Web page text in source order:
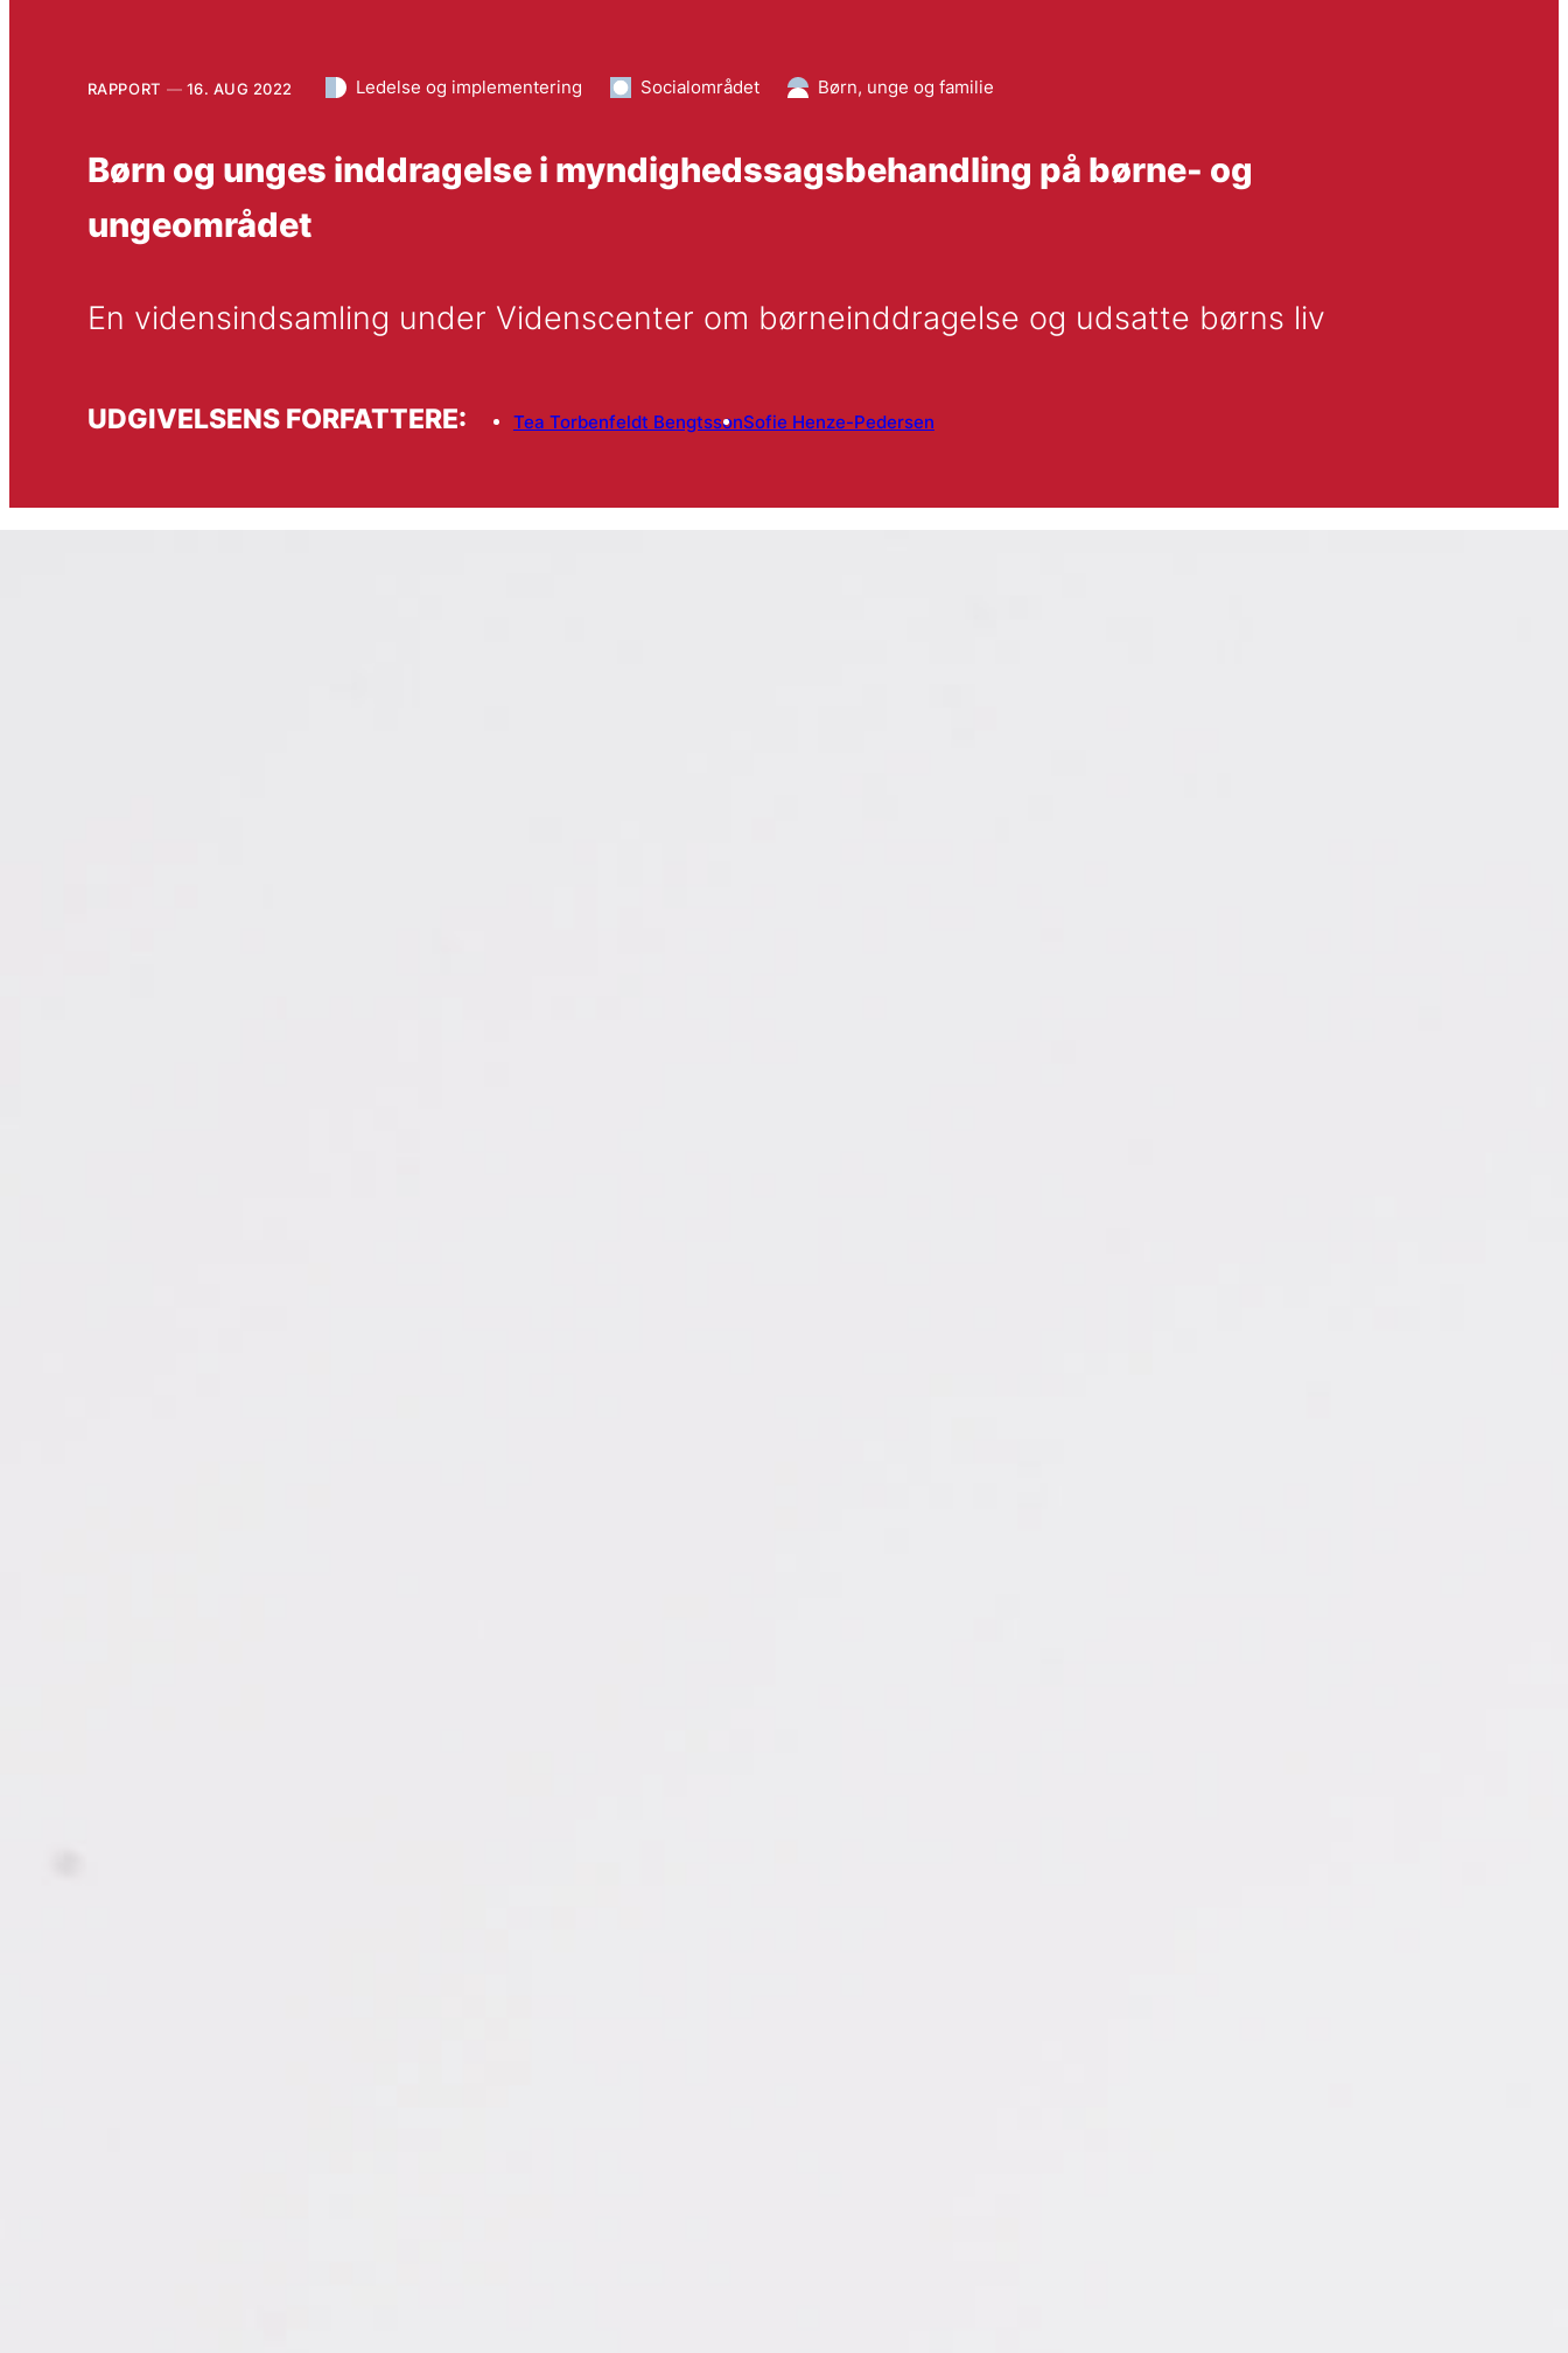
RAPPORT 16. AUG 2022 Ledelse og implementering Socialområdet Børn, unge og familie
Børn og unges inddragelse i myndighedssagsbehandling på børne- og
ungeområdet
En vidensindsamling under Videnscenter om børneinddragelse og udsatte børns liv
UDGIVELSENS FORFATTERE: Tea Torbenfeldt BengtssonSofie Henze-Pedersen